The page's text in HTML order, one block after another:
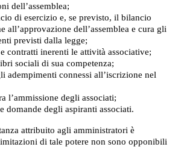
dell’assemblea;
di esercizio e, se previsto, il bilancio
all’approvazione dell’assemblea e cura gli
previsti dalla legge;
contratti inerenti le attività associative;
sociali di sua competenza;
adempimenti connessi all’iscrizione nel
l’ammissione degli associati;
domande degli aspiranti associati.
attribuito agli amministratori è
di tale potere non sono opponibili